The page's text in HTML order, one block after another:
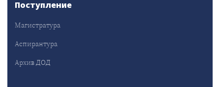
Поступление
Магистратура
Аспирантура
Архив ДОД